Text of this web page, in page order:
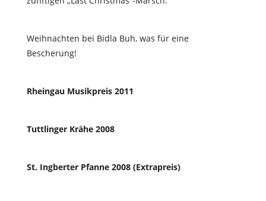
Weihnachten bei Bidla Buh, was für eine
Bescherung!
Rheingau Musikpreis 2011
Tuttlinger Krähe 2008
St. Ingberter Pfanne 2008 (Extrapreis)